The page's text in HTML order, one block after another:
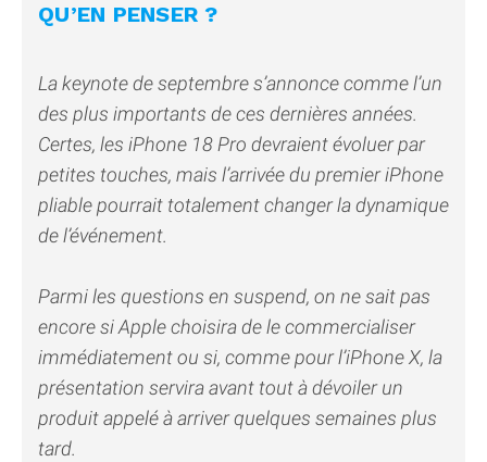
QU’EN PENSER ?
La keynote de septembre s’annonce comme l’un
des plus importants de ces dernières années.
Certes, les iPhone 18 Pro devraient évoluer par
petites touches, mais l’arrivée du premier iPhone
pliable pourrait totalement changer la dynamique
de l’événement.
Parmi les questions en suspend, on ne sait pas
encore si Apple choisira de le commercialiser
immédiatement ou si, comme pour l’iPhone X, la
présentation servira avant tout à dévoiler un
produit appelé à arriver quelques semaines plus
tard.